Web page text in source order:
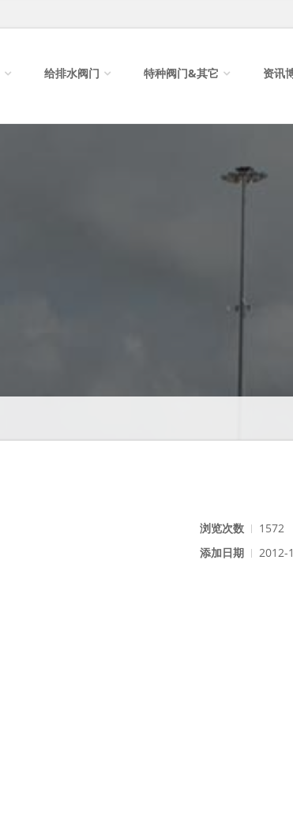
给排水阀门 特种阀门&其它 资讯
浏览次数
1572
添加日期
2012-